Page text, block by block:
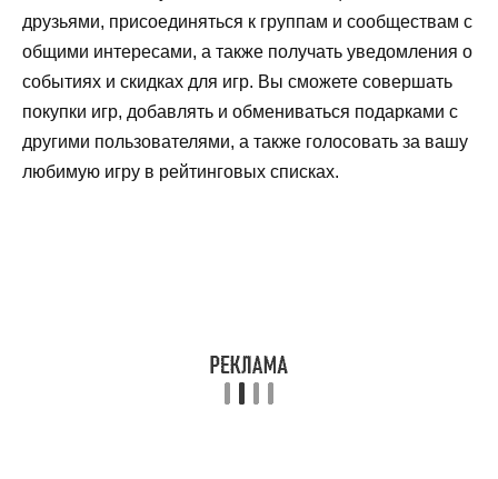
друзьями, присоединяться к группам и сообществам с
общими интересами, а также получать уведомления о
событиях и скидках для игр. Вы сможете совершать
покупки игр, добавлять и обмениваться подарками с
другими пользователями, а также голосовать за вашу
любимую игру в рейтинговых списках.